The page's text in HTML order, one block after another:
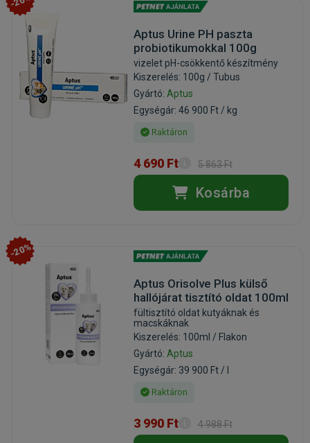
Aptus Urine PH paszta
probiotikumokkal 100g
vizelet pH-csökkentő készítmény
Kiszerelés: 100g / Tubus
Gyártó: Aptus
Egységár: 46 900 Ft / kg
Raktáron
4 690 Ft 5 863 Ft
Kosárba
-20%
Aptus Orisolve Plus külső
hallójárat tisztító oldat 100ml
fültisztító oldat kutyáknak és
macskáknak
Kiszerelés: 100ml / Flakon
Gyártó: Aptus
Egységár: 39 900 Ft / l
Raktáron
3 990 Ft 4 988 Ft